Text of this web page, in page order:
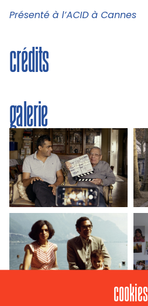
cookies
crédits
Présenté à l’ACID à Cannes
galerie